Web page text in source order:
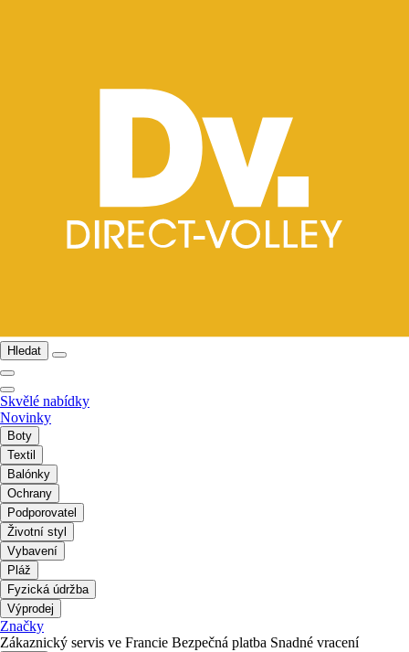
Hledat
Skvělé nabídky
Novinky
Boty
Textil
Balónky
Ochrany
Podporovatel
Životní styl
Vybavení
Pláž
Fyzická údržba
Výprodej
Značky
Zákaznický servis ve Francie Bezpečná platba Snadné vracení